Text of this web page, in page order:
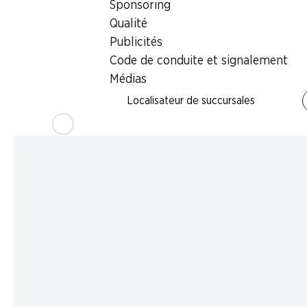
Sponsoring
Qualité
Publicités
Code de conduite et signalement
Médias
Localisateur de succursales